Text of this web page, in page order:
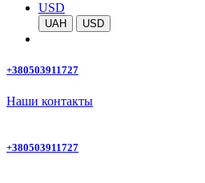
USD
UAH USD
+380503911727
Наши контакты
+380503911727